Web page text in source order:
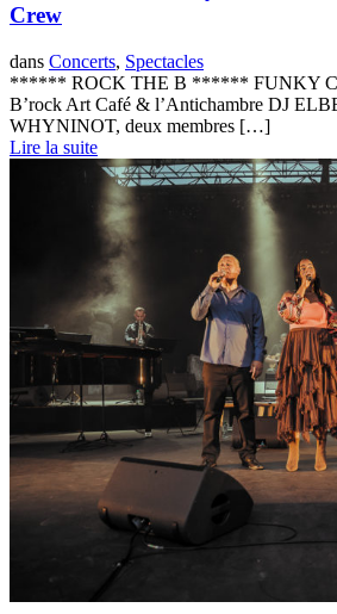
Crew
dans Concerts, Spectacles
****** ROCK THE B ****** FUNKY
B’rock Art Café & l’Antichambre DJ
WHYNINOT, deux membres […]
Lire la suite